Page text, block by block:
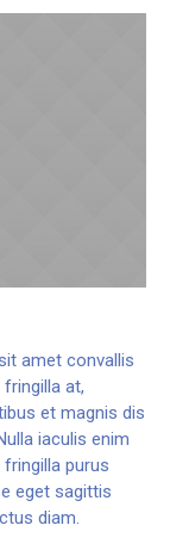
amet convallis
at,
et magnis dis
iaculis enim
purus
eget sagittis
diam.